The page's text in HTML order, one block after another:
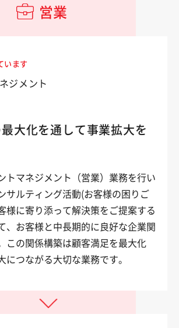
営業
います
ジメント
大化を通して事業拡大を
トマネジメント（営業）業務を行い
サルティング活動(お客様の困りご
様に寄り添って解決策をご提案する
、お客様と中長期的に良好な企業関
この関係構築は顧客満足を最大化
につながる大切な業務です。